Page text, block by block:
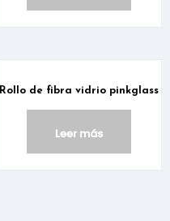
Rollo de fibra vidrio pinkglass
Leer más